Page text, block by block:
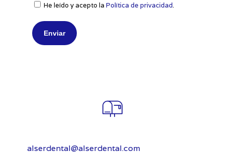
He leído y acepto laPolítica de privacidad.
alserdental@alserdental.com